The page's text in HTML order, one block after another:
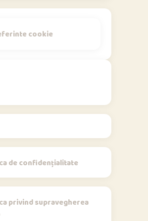
cookie
de confidențialitate
privind supravegherea